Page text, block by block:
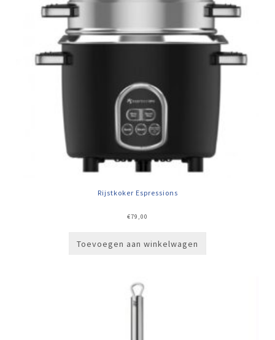
Rijstkoker Espressions
€79,00
Toevoegen aan winkelwagen